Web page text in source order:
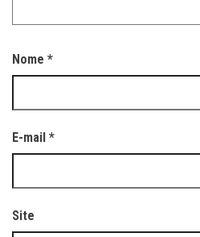
Nome *
E-mail *
Site